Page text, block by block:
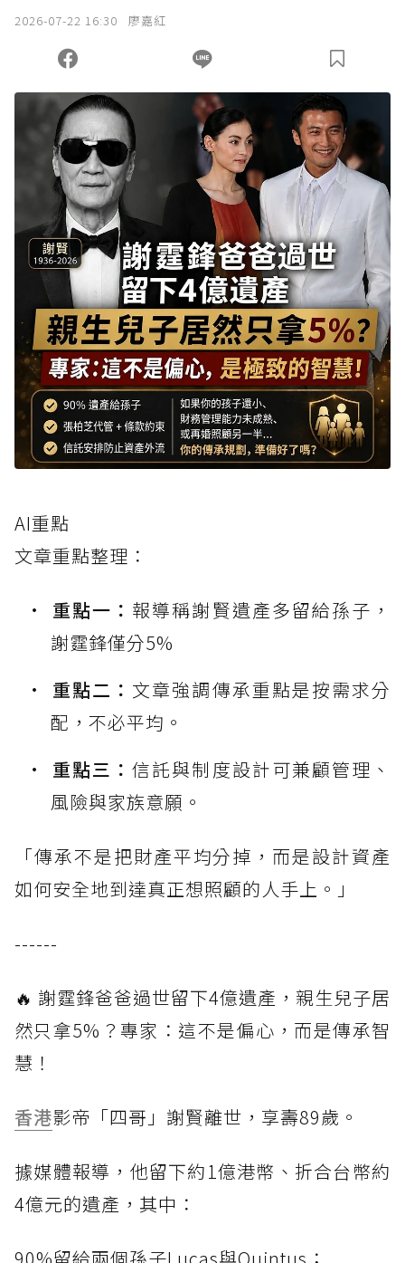
2026-07-22 16:30 廖嘉紅
AI重點
文章重點整理：
重點一： 報導稱謝賢遺產多留給孫子，
謝霆鋒僅分5%
重點二： 文章強調傳承重點是按需求分
配，不必平均。
重點三：信託與制度設計可兼顧管理、
風險與家族意願。
「傳承不是把財產平均分掉，而是設計資產
如何安全地到達真正想照顧的人手上。」
------
🔥 謝霆鋒爸爸過世留下4億遺產，親生兒子居
然只拿5%？專家：這不是偏心，而是傳承智
慧！
香港影帝「四哥」謝賢離世，享壽89歲。
據媒體報導，他留下約1億港幣、折合台幣約
4億元的遺產，其中：